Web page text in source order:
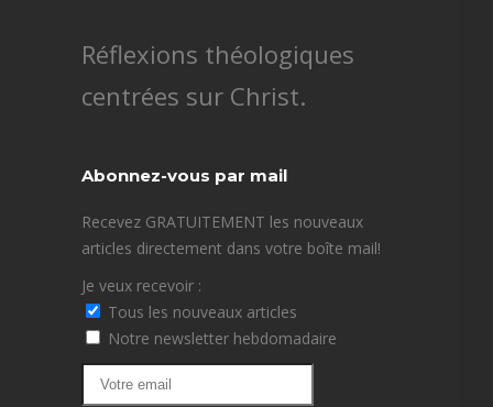
Réflexions théologiques
centrées sur Christ.
Abonnez-vous par mail
Recevez GRATUITEMENT les nouveaux
articles directement dans votre boîte mail!
Je veux recevoir :
Tous les nouveaux articles
Notre newsletter hebdomadaire